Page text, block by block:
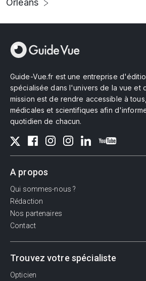
Orléans
Guide-Vue.fr est une entreprise
spécialisée dans l'univers de la vue et
mission est de rendre accessible à
médicales et scientifiques afin
quotidien de chacun.
A propos
Qui sommes-nous ?
Rédaction
Nos partenaires
Contact
Trouvez votre spécialiste
Opticien